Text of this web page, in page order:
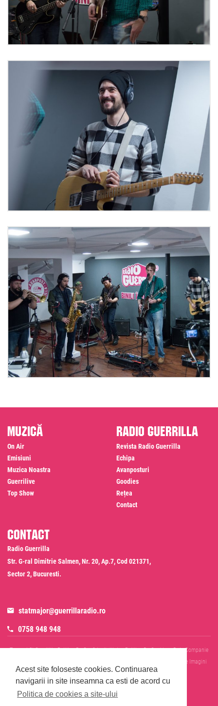
Acest site foloseste cookies. Continuarea
navigarii in site inseamna ca esti de acord cu
Politica de cookies a site-ului
Muzică
On Air
Emisiuni
Muzica Noastra
Guerrilive
Top Show
Radio Guerrilla
Revista Radio Guerrilla
Echipa
Avanposturi
Goodies
Rețea
Contact
Contact
Radio Guerrilla
Str. G-ral Dimitrie Salmen, Nr. 20, Ap.7, Cod 021371,
Sector 2, Bucuresti.
statmajor@guerrillaradio.ro
0758 948 948
Termeni Si Conditii Politica De Confidentialitate Politica De Cookies
Date Companie
Informare Prelucrare Imagini
Evenimente
Cod Deontologic